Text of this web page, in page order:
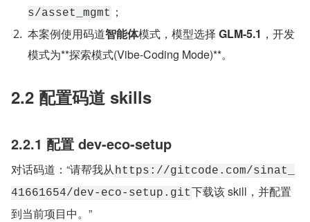
s/asset_mgmt ；
本案例使用码道智能体模式，模型选择 GLM-5.1 ，开发
模式为**探索模式(Vibe-Coding Mode)**。
2.2 配置码道 skills
2.2.1 配置 dev-eco-setup
对话码道：“请帮我从https://gitcode.com/sinat_
41661654/dev-eco-setup.git下载该 skill，并配置
到当前项目中。”